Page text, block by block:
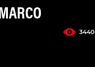
3440